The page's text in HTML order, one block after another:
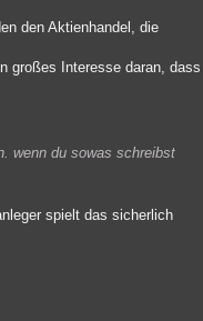
den Aktienhandel, die
großes Interesse daran, dass
wenn du sowas schreibst
spielt das sicherlich